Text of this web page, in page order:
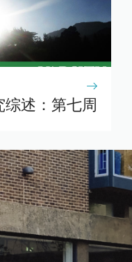
综述：第七周